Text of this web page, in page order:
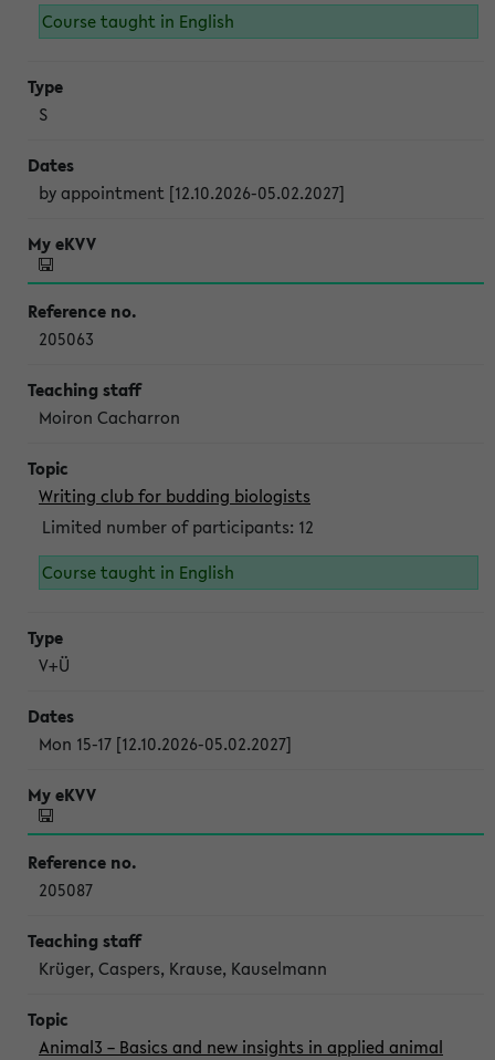
Course taught in English
S
by appointment [12.10.2026-05.02.2027]
205063
Moiron Cacharron
Writing club for budding biologists
Limited number of participants: 12
Course taught in English
V+Ü
Mon 15-17 [12.10.2026-05.02.2027]
205087
Krüger, Caspers, Krause, Kauselmann
Animal3 – Basics and new insights in applied animal